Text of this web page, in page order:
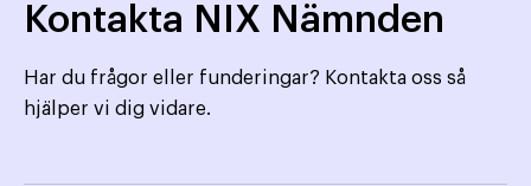
Kontakta NIX Nämnden
Har du frågor eller funderingar? Kontakta oss så
hjälper vi dig vidare.